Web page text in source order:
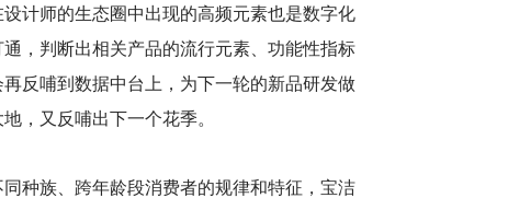
计师的生态圈中出现的高频元素也是数字化
，判断出相关产品的流行元素、功能性指标
反哺到数据中台上，为下一轮的新品研发做
，又反哺出下一个花季。
种族、跨年龄段消费者的规律和特征，宝洁